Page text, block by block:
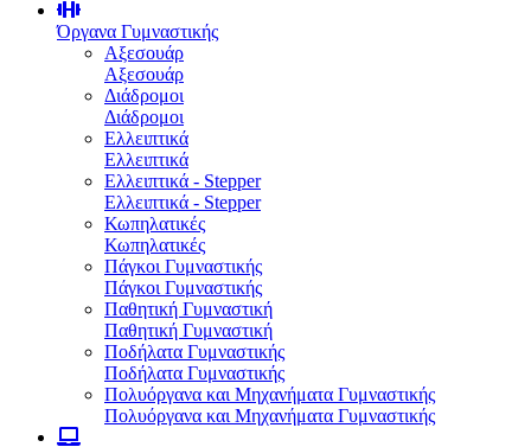
Όργανα Γυμναστικής
Αξεσουάρ
Αξεσουάρ
Διάδρομοι
Διάδρομοι
Ελλειπτικά
Ελλειπτικά
Ελλειπτικά - Stepper
Ελλειπτικά - Stepper
Κωπηλατικές
Κωπηλατικές
Πάγκοι Γυμναστικής
Πάγκοι Γυμναστικής
Παθητική Γυμναστική
Παθητική Γυμναστική
Ποδήλατα Γυμναστικής
Ποδήλατα Γυμναστικής
Πολυόργανα και Μηχανήματα Γυμναστικής
Πολυόργανα και Μηχανήματα Γυμναστικής